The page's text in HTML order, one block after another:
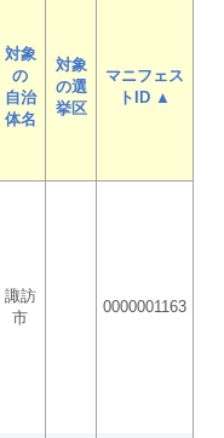
対象
の
自治
体名
対象
の選
挙区
マニフェス
トID ▲
諏訪
市
0000001163